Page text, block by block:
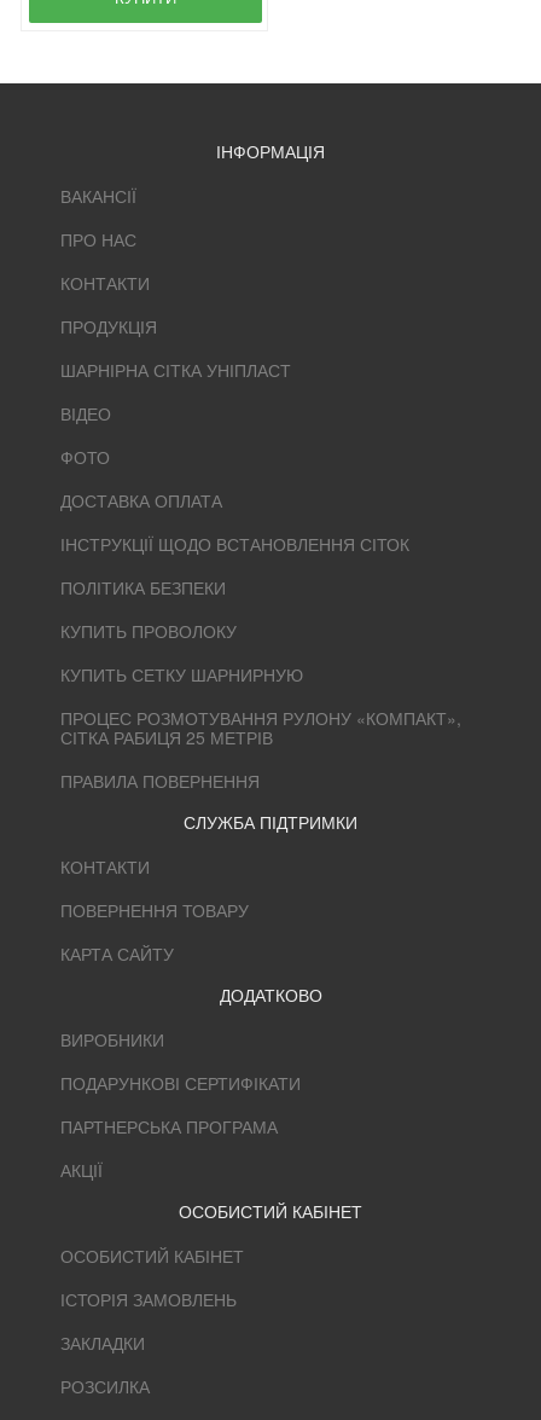
ІНФОРМАЦІЯ
ВАКАНСІЇ
ПРО НАС
КОНТАКТИ
ПРОДУКЦІЯ
ШАРНІРНА СІТКА УНІПЛАСТ
ВІДЕО
ФОТО
ДОСТАВКА ОПЛАТА
ІНСТРУКЦІЇ ЩОДО ВСТАНОВЛЕННЯ СІТОК
ПОЛІТИКА БЕЗПЕКИ
КУПИТЬ ПРОВОЛОКУ
КУПИТЬ СЕТКУ ШАРНИРНУЮ
ПРОЦЕС РОЗМОТУВАННЯ РУЛОНУ «КОМПАКТ»,
СІТКА РАБИЦЯ 25 МЕТРІВ
ПРАВИЛА ПОВЕРНЕННЯ
СЛУЖБА ПІДТРИМКИ
КОНТАКТИ
ПОВЕРНЕННЯ ТОВАРУ
КАРТА САЙТУ
ДОДАТКОВО
ВИРОБНИКИ
ПОДАРУНКОВІ СЕРТИФІКАТИ
ПАРТНЕРСЬКА ПРОГРАМА
АКЦІЇ
ОСОБИСТИЙ КАБІНЕТ
ОСОБИСТИЙ КАБІНЕТ
ІСТОРІЯ ЗАМОВЛЕНЬ
ЗАКЛАДКИ
РОЗСИЛКА